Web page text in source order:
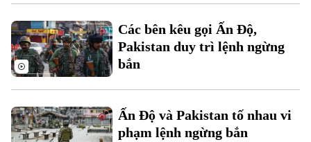
Chuyên mục
Các bên kêu gọi Ấn Độ,
Pakistan duy trì lệnh ngừng
bắn
Ấn Độ và Pakistan tố nhau vi
phạm lệnh ngừng bắn